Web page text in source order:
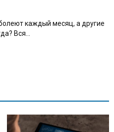
каждый месяц, а другие
Вся...